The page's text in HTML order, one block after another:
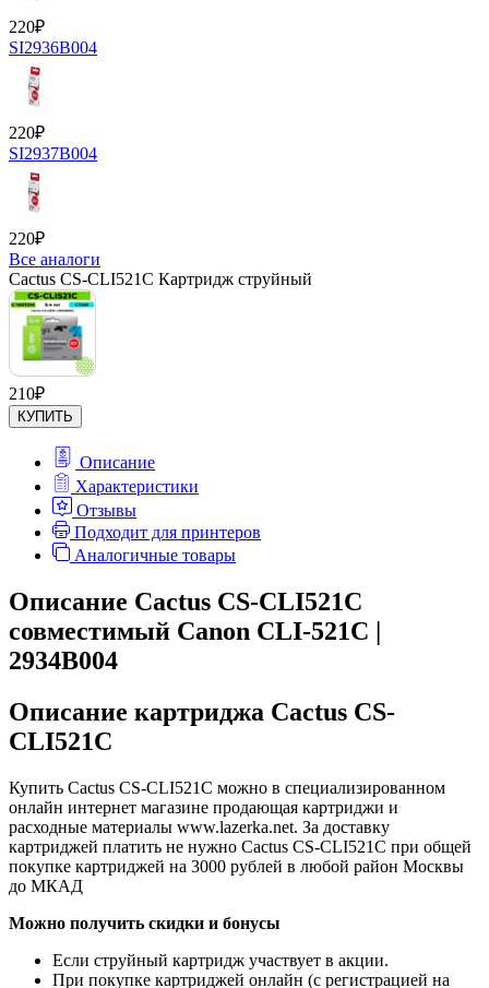
220₽
SI2936B004
220₽
SI2937B004
220₽
Все аналоги
Cactus CS-CLI521C Картридж струйный
210₽
КУПИТЬ
Описание
Характеристики
Отзывы
Подходит для принтеров
Аналогичные товары
Описание Cactus CS-CLI521C
совместимый Canon CLI-521C |
2934B004
Описание картриджа Cactus CS-
CLI521C
Купить Cactus CS-CLI521C можно в специализированном
онлайн интернет магазине продающая картриджи и
расходные материалы www.lazerka.net. За доставку
картриджей платить не нужно Cactus CS-CLI521C при общей
покупке картриджей на 3000 рублей в любой район Москвы
до МКАД
Можно получить скидки и бонусы
Если струйный картридж участвует в акции.
При покупке картриджей онлайн (с регистрацией на